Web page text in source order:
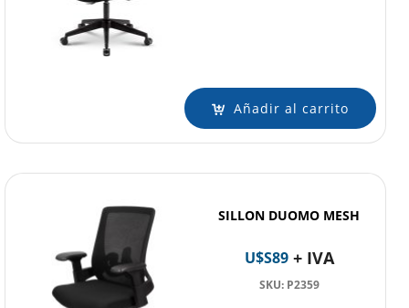
Añadir al carrito
SILLON DUOMO MESH
U$S89+ IVA
SKU: P2359